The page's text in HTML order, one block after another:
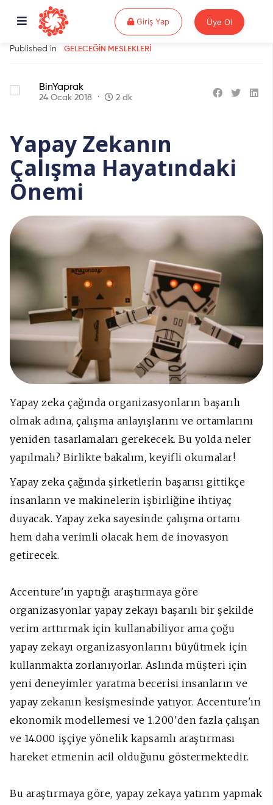
Giriş YapGiriş Yap Üye Ol
Published in GELECEĞIN MESLEKLERI
BinYaprak
24 Ocak 2018 2 dk
Yapay Zekanın
Çalışma Hayatındaki
Önemi
Yapay zeka çağında organizasyonların başarılı
olmak adına, çalışma anlayışlarını ve ortamlarını
yeniden tasarlamaları gerekecek. Bu yolda neler
yapılmalı? Birlikte bakalım, keyifli okumalar!
Yapay zeka çağında şirketlerin başarısı gittikçe
insanların ve makinelerin işbirliğine ihtiyaç
duyacak. Yapay zeka sayesinde çalışma ortamı
hem daha verimli olacak hem de inovasyon
getirecek.
Accenture'ın yaptığı araştırmaya göre
organizasyonlar yapay zekayı başarılı bir şekilde
verim arttırmak için kullanabiliyor ama çoğu
yapay zekayı organizasyonlarını büyütmek için
kullanmakta zorlanıyorlar. Aslında müşteri için
yeni deneyimler yaratma becerisi insanların ve
yapay zekanın kesişmesinde yatıyor. Accenture'ın
ekonomik modellemesi ve 1.200'den fazla çalışan
ve 14.000 işçiye yönelik kapsamlı araştırması
hareket etmenin acil olduğunu göstermektedir.
Bu araştırmaya göre, yapay zekaya yatırım yapmak